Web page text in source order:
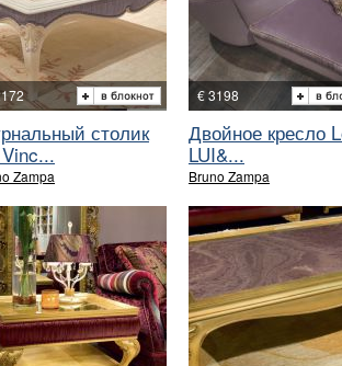
столик
Zampa
€ 3198
Двойное кресло
LUI&...
Bruno Zampa